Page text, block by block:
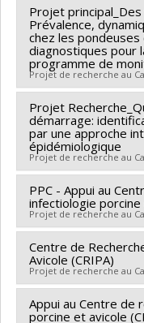
Marianne Villettaz
Sabogal,Maud de
Lionel Birglen
Funding sources:
des Pêcheries et
Grant programs:
Lead researcher :
Funding sources:
des Pêcheries et
Grant programs:
2023-2028 - Volet
développement
technologique
Projet
Prévalence,
chez les
diagnostiques pour
programme de
Projet de recherche au
Lead researcher :
Co-researchers :
Funding sources:
des Pêcheries et
Grant programs:
2023-2028 - Volet
développement
technologique
Projet
démarrage:
par une approche
épidémiologique
Projet de recherche au
Lead researcher :
Funding sources:
des Pêcheries et
Grant programs:
2023-2028 - Volet
développement
technologique
PPC - Appui au
infectiologie porcine
Projet de recherche au
Lead researcher :
Co-researchers :
Fairbrother,
Pierre Vaillancourt,
Centre de
Avicole (CRIPA)
Projet de recherche au
Lead researcher :
Appui au Centre de
porcine et avicole